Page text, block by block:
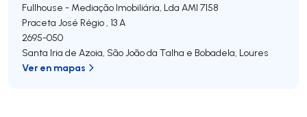
Fullhouse - Mediação Imobiliária, Lda AMI 7158
Praceta José Régio , 13 A
2695-050
Santa Iria de Azoia, São João da Talha e Bobadela, Loures
Ver en mapas